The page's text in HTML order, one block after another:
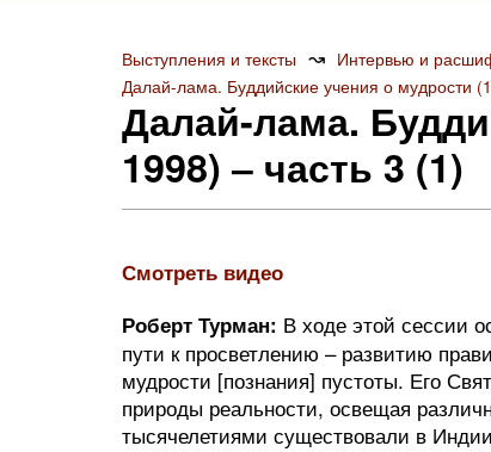
Выступления и тексты ↝ Интервью и
Далай-лама. Буддийские учения о мудрости
Далай-лама.
1998) ‒ часть 3 (1)
Смотреть видео
Роберт Турман: В ходе этой сессии
пути к просветлению – развитию
мудрости [познания] пустоты. Его
природы реальности, освещая
тысячелетиями существовали в